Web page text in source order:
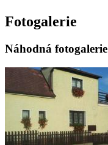
Fotogalerie
Náhodná fotogalerie